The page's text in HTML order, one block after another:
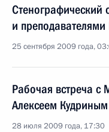
Стенографический
и преподавателями
25 сентября 2009 года,
Рабочая встреча
Алексеем Кудриным
28 июля 2009 года, 17:30